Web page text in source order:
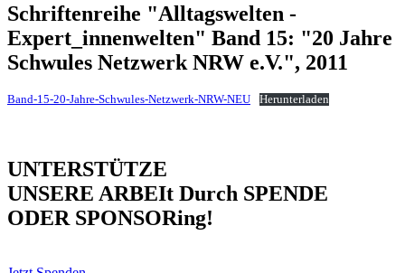
Schriftenreihe "Alltagswelten -
Expert_innenwelten" Band 15: "20 Jahre
Schwules Netzwerk NRW e.V.", 2011
Band-15-20-Jahre-Schwules-Netzwerk-NRW-NEU Herunterladen
UNTERSTÜTZE
UNSERE ARBEIt Durch SPENDE
ODER SPONSORing!